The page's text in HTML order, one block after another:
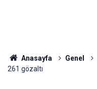
Anasayfa Genel
261 gözaltı